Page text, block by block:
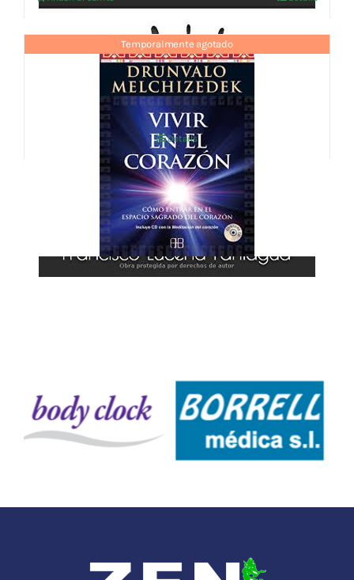
Temporalmente agotado
VIVIR EN EL CORAZON
IVA no incluído
Details